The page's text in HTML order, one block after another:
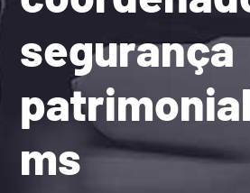
segurança
ms